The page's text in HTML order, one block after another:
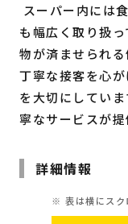
スーパー内には
も幅広く取り扱
物が済ませられ
丁寧な接客を心
を大切にしてい
寧なサービスが提
詳細情報